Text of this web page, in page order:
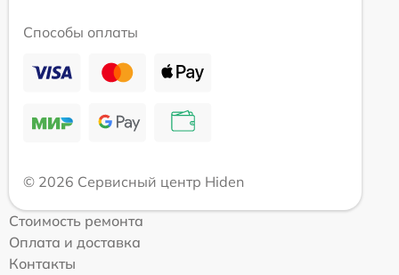
Способы оплаты
© 2026 Сервисный центр Hiden
Стоимость ремонта
Оплата и доставка
Контакты